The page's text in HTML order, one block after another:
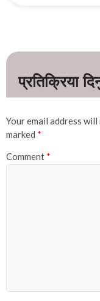
Your email address
marked *
Comment *